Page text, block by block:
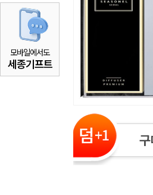
모바일에서도
세종기프트